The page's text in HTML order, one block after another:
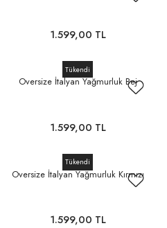
1.599,00 TL
Tükendi
Oversize İtalyan Yağmurluk Bej
1.599,00 TL
Tükendi
Oversize İtalyan Yağmurluk Kırmızı
1.599,00 TL